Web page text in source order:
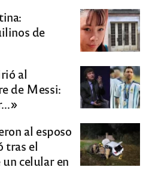
de
al
de Messi:
al esposo
tras el
celular en